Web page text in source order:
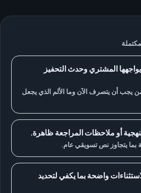
المشتري وحدث التحفيز
يجب أن يتصرف الآن وما الألم الذي يجعل
أو ملاحظات المراجعة ظاهرة.
بما يتجاوز نص تسويقي عام.
واضحة بما يكفي لتحديد